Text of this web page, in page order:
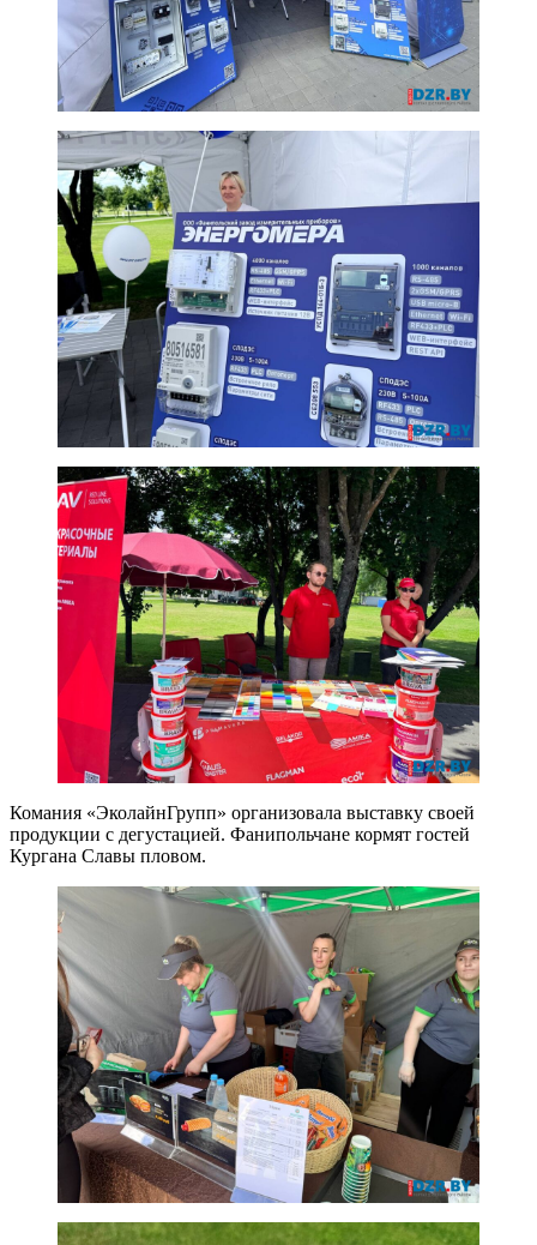
Комания «ЭколайнГрупп» организовала выставку своей
продукции с дегустацией. Фанипольчане кормят гостей
Кургана Славы пловом.